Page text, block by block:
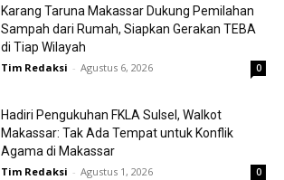
Karang Taruna Makassar Dukung Pemilahan
Sampah dari Rumah, Siapkan Gerakan TEBA
di Tiap Wilayah
Tim Redaksi - Agustus 6, 2026 0
Hadiri Pengukuhan FKLA Sulsel, Walkot
Makassar: Tak Ada Tempat untuk Konflik
Agama di Makassar
Tim Redaksi - Agustus 1, 2026 0